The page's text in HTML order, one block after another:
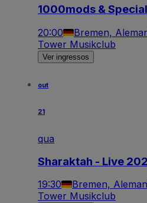
1000mods &
20:00 Bremen,
Tower Musikclub
Ver ingressos
out
21
qua
Sharaktah - Live
19:30 Bremen,
Tower Musikclub